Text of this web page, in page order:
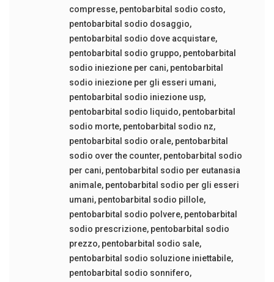
compresse, pentobarbital sodio costo,
pentobarbital sodio dosaggio,
pentobarbital sodio dove acquistare,
pentobarbital sodio gruppo, pentobarbital
sodio iniezione per cani, pentobarbital
sodio iniezione per gli esseri umani,
pentobarbital sodio iniezione usp,
pentobarbital sodio liquido, pentobarbital
sodio morte, pentobarbital sodio nz,
pentobarbital sodio orale, pentobarbital
sodio over the counter, pentobarbital sodio
per cani, pentobarbital sodio per eutanasia
animale, pentobarbital sodio per gli esseri
umani, pentobarbital sodio pillole,
pentobarbital sodio polvere, pentobarbital
sodio prescrizione, pentobarbital sodio
prezzo, pentobarbital sodio sale,
pentobarbital sodio soluzione iniettabile,
pentobarbital sodio sonnifero,